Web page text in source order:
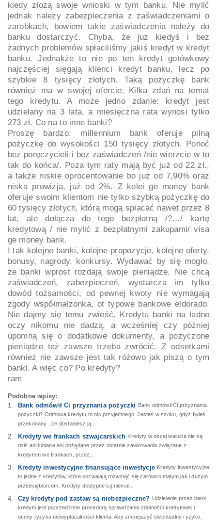
kiedy złożą swoje wnioski w tym banku. Nie mylić
jednak należy zabezpieczenia z zaświadczeniami o
zarobkach, bowiem takie zaświadczenia należy do
banku dostarczyć. Chyba, że już kiedyś i bez
żadnych problemów spłaciliśmy jakiś kredyt w kredyt
banku. Jednakże to nie po ten kredyt gotówkowy
najczęściej sięgają klienci kredyt banku, lecz po
szybkie 8 tysięcy złotych. Taką pożyczkę bank
również ma w swojej ofercie. Kilka zdań na temat
tego kredytu. A może jedno zdanie: kredyt jest
udzielany na 3 lata, a miesięczna rata wynosi tylko
273 zł. Co na to inne banki?
Proszę bardzo: millennium bank oferuje pilną
pożyczkę do wysokości 150 tysięcy złotych. Ponoć
bez poręczycieli i bez zaświadczeń /nie wierzcie w to
tak do końca/. Poza tym raty mają być już od 22 zł.,
a także niskie oprocentowanie bo już od 7,90% oraz
niska prowizja, już od 2%. Z kolei ge money bank
oferuje swoim klientom nie tylko szybką pożyczkę do
60 tysięcy złotych, którą mogą spłacać nawet przez 8
lat, ale dołącza do tego bezpłatną /?…/ kartę
kredytową / nie mylić z bezpłatnymi zakupami/ visa
ge money bank.
I tak kolejne banki, kolejne propozycje, kolejne oferty,
bonusy, nagrody, konkursy. Wydawać by się mogło,
że banki wprost rozdają swoje pieniądze. Nie chcą
zaświadczeń, zabezpieczeń, wystarcza im tylko
dowód tożsamości, od pewnej kwoty nie wymagają
zgody współmałżonka, ot typowe bankowe eldorado.
Nie dajmy się temu zwieść. Kredytu banki na ładne
oczy nikomu nie dadzą, a wcześniej czy później
upomną się o dodatkowe dokumenty, a pożyczone
pieniądze też zawsze trzeba zwrócić. Z odsetkami
również nie zawsze jest tak różowo jak piszą o tym
banki. A więc co? Po kredyty?
ram
Podobne wpisy:
Bank odmówił Ci przyznania pożyczki Bank odmówił Ci przyznania
pożyczki? Odmowa kredytu to nic przyjemnego. Jesteś w szoku, gdyż byłeś
przekonany , że dostaniesz ją...
Kredyty we frankach szwajcarskich Kredyty w obcej walucie nie są
dziś ani lubiane ani pożądane przez ostatnie zawirowania związane z
kredytem we frankach, przez...
Kredyty inwestycyjne finansujące inwestycje Kredyty inwestycyjne
to jedne z kredytów, które pozwalają rozwinąć się zarówno małym jak i dużym
przedsiębiorcom. Kredyty dostępne są niemal...
Czy kredyty pod zastaw są niebezpieczne? Udzielenie przez bank
kredytu jest poprzedzone procedurą sprawdzania zdolności kredytowej i
oceny ryzyka niewypłacalności klienta. Aby zmniejszyć ewentualne ryzyko,